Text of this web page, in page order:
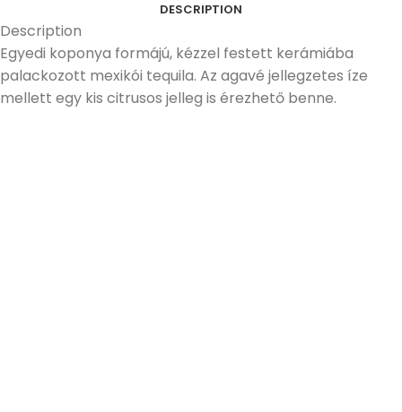
DESCRIPTION
Description
Egyedi koponya formájú, kézzel festett kerámiába
palackozott mexikói tequila. Az agavé jellegzetes íze
mellett egy kis citrusos jelleg is érezhető benne.